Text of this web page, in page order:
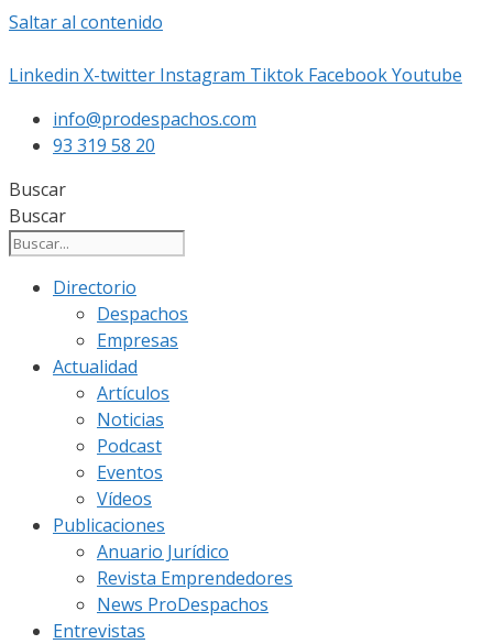
Saltar al contenido
Linkedin X-twitter Instagram Tiktok FacebookYoutube
info@prodespachos.com
93 319 58 20
Buscar
Buscar
Directorio
Despachos
Empresas
Actualidad
Artículos
Noticias
Podcast
Eventos
Vídeos
Publicaciones
Anuario Jurídico
Revista Emprendedores
News ProDespachos
Entrevistas